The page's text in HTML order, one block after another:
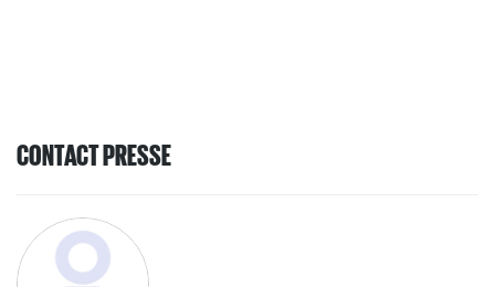
CONTACT PRESSE